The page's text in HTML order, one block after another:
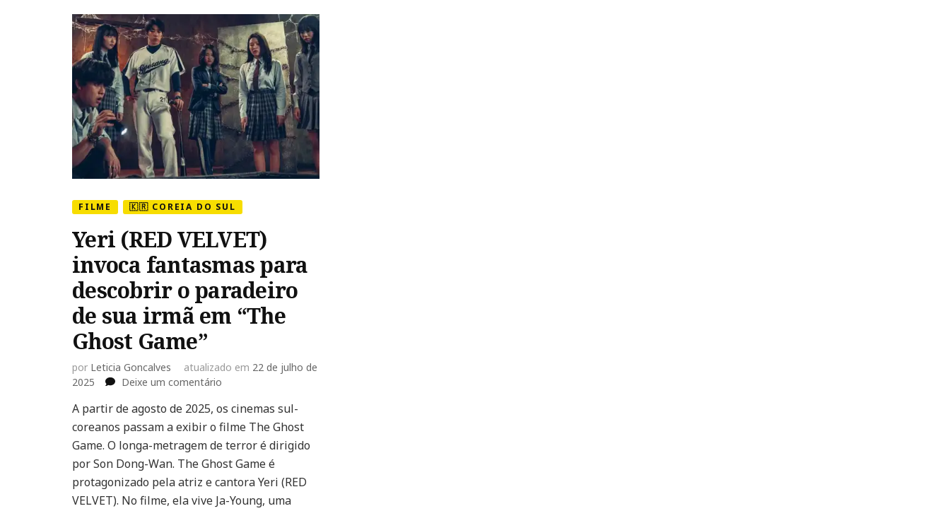
FILME 🇰🇷 COREIA DO SUL
Yeri (RED VELVET)
invoca fantasmas para
descobrir o paradeiro
de sua irmã em “The
Ghost Game”
por Leticia Goncalves atualizado em 22 de julho de
2025
Deixe um comentário
(RED
VELVET)
invoca
para
descobrir
o
A partir de agosto de 2025, os cinemas sul-
coreanos passam a exibir o filme The Ghost
Game. O longa-metragem de terror é dirigido
por Son Dong-Wan. The Ghost Game é
protagonizado pela atriz e cantora Yeri (RED
VELVET). No filme, ela vive Ja-Young, uma